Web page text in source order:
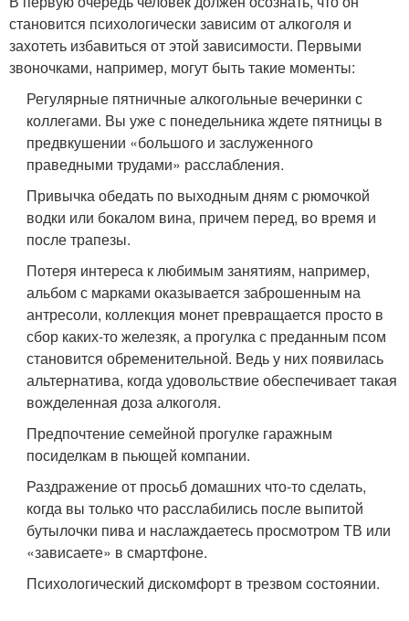
становится психологически зависим от алкоголя и
захотеть избавиться от этой зависимости. Первыми
звоночками, например, могут быть такие моменты:
Регулярные пятничные алкогольные вечеринки с
коллегами. Вы уже с понедельника ждете пятницы в
предвкушении «большого и заслуженного
праведными трудами» расслабления.
Привычка обедать по выходным дням с рюмочкой
водки или бокалом вина, причем перед, во время и
после трапезы.
Потеря интереса к любимым занятиям, например,
альбом с марками оказывается заброшенным на
антресоли, коллекция монет превращается просто в
сбор каких-то железяк, а прогулка с преданным псом
становится обременительной. Ведь у них появилась
альтернатива, когда удовольствие обеспечивает такая
вожделенная доза алкоголя.
Предпочтение семейной прогулке гаражным
посиделкам в пьющей компании.
Раздражение от просьб домашних что-то сделать,
когда вы только что расслабились после выпитой
бутылочки пива и наслаждаетесь просмотром ТВ или
«зависаете» в смартфоне.
Психологический дискомфорт в трезвом состоянии.